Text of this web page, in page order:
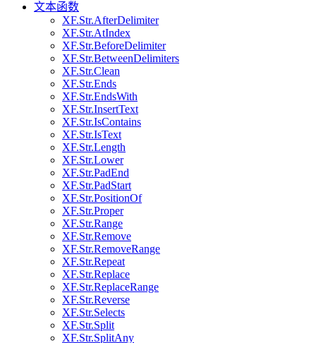
文本函数
XF.Str.AfterDelimiter
XF.Str.AtIndex
XF.Str.BeforeDelimiter
XF.Str.BetweenDelimiters
XF.Str.Clean
XF.Str.Ends
XF.Str.EndsWith
XF.Str.InsertText
XF.Str.IsContains
XF.Str.IsText
XF.Str.Length
XF.Str.Lower
XF.Str.PadEnd
XF.Str.PadStart
XF.Str.PositionOf
XF.Str.Proper
XF.Str.Range
XF.Str.Remove
XF.Str.RemoveRange
XF.Str.Repeat
XF.Str.Replace
XF.Str.ReplaceRange
XF.Str.Reverse
XF.Str.Selects
XF.Str.Split
XF.Str.SplitAny